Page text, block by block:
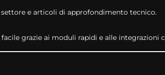
e articoli di approfondimento tecnico.
grazie ai moduli rapidi e alle